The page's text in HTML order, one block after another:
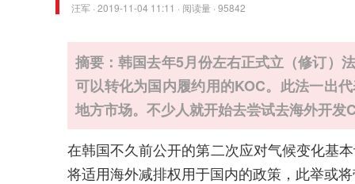
汪军 · 2019-11-04 11:11 · 阅读量 · 95842
摘要：韩国去年5月份左右正式立（修订）
可以转化为国内履约用的KOC。此法一出
地方市场。不少人就开始去尝试去海外开发
在韩国不久前公开的第二次应对气候变化基
将适用海外减排权用于国内的政策，此举或